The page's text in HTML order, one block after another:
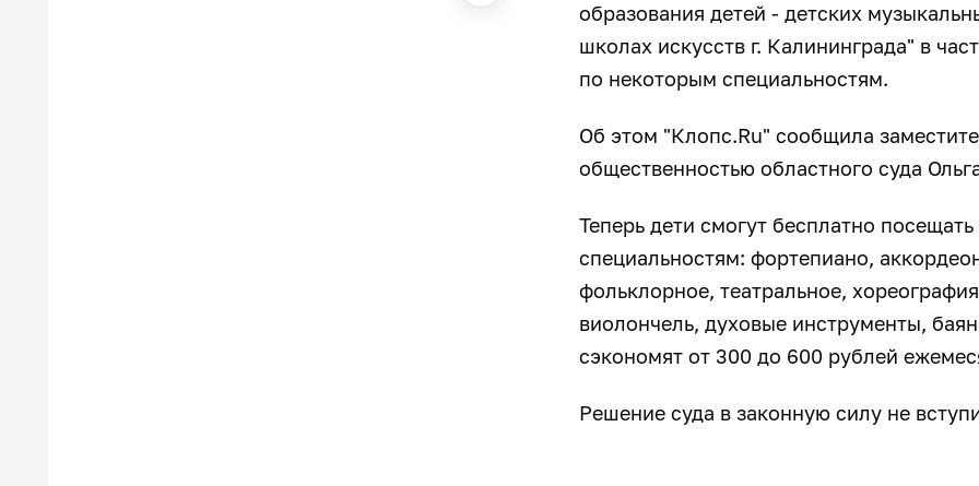
образования детей - детских
школах искусств г. Калининграда" в
по некоторым специальностям.
Об этом "Клопс.Ru" сообщила
общественностью областного суда
Теперь дети смогут бесплатно
специальностям: фортепиано,
фольклорное, театральное,
виолончель, духовые инструменты,
сэкономят от 300 до 600 рублей
Решение суда в законную силу не